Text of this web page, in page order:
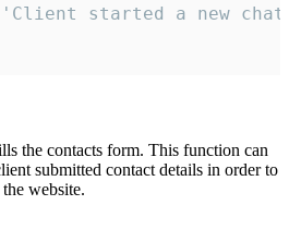
started a new
the contacts form. This function can
submitted contact details in order to
website.